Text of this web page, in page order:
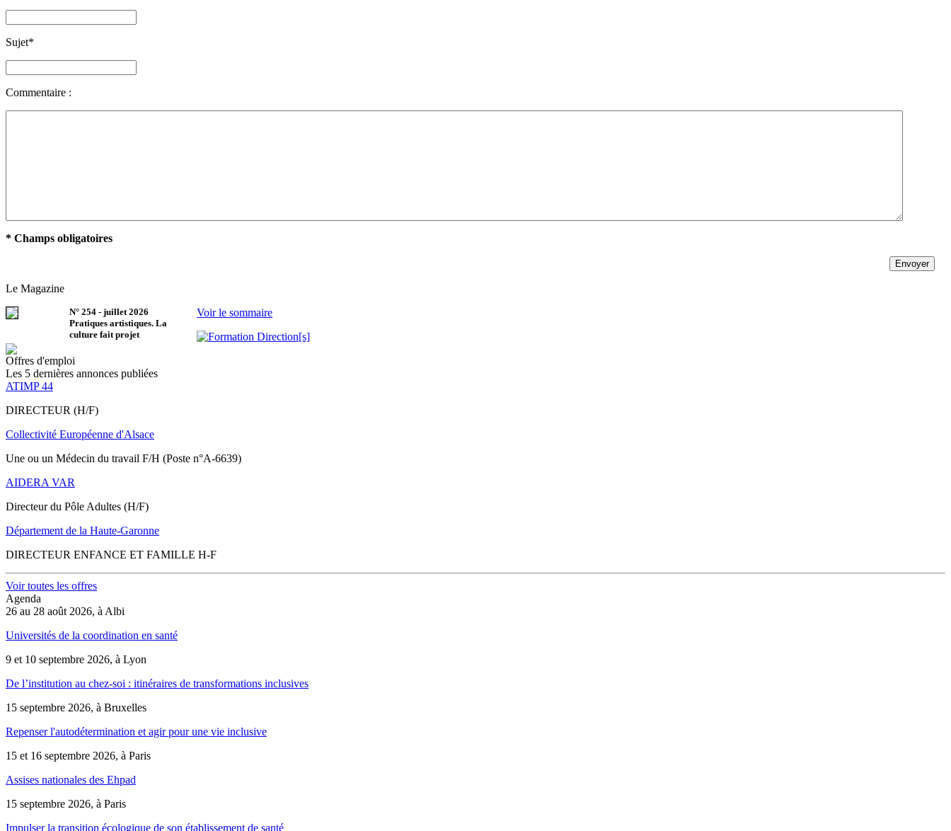
Sujet*
Commentaire :
* Champs obligatoires
Le Magazine
N° 254 - juillet 2026
Pratiques artistiques. La
culture fait projet
Voir le sommaire
Offres d'emploi
Les 5 dernières annonces publiées
ATIMP 44
DIRECTEUR (H/F)
Collectivité Européenne d'Alsace
Une ou un Médecin du travail F/H (Poste n°A-6639)
AIDERA VAR
Directeur du Pôle Adultes (H/F)
Département de la Haute-Garonne
DIRECTEUR ENFANCE ET FAMILLE H-F
Voir toutes les offres
Agenda
26 au 28 août 2026, à Albi
Universités de la coordination en santé
9 et 10 septembre 2026, à Lyon
De l’institution au chez-soi : itinéraires de transformations inclusives
15 septembre 2026, à Bruxelles
Repenser l'autodétermination et agir pour une vie inclusive
15 et 16 septembre 2026, à Paris
Assises nationales des Ehpad
15 septembre 2026, à Paris
Impulser la transition écologique de son établissement de santé